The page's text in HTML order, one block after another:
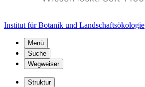
Institut für Botanik und Landschaftsökologie
Menü
Suche
Wegweiser
Struktur